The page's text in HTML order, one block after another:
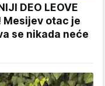
DEO LEOVE
Mesijev otac je
se nikada neće